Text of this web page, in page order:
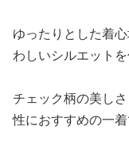
ゆったりとした着
わしいシルエットを
チェック柄の美し
性におすすめの一着